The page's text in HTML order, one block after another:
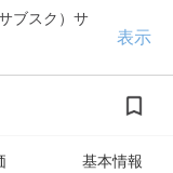
ブスク）サ
表示
基本情報